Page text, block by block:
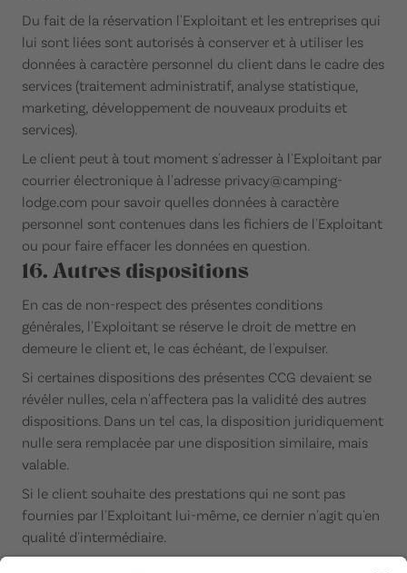
Du fait de la réservation l'Exploitant et les entreprises qui
lui sont liées sont autorisés à conserver et à utiliser les
données à caractère personnel du client dans le cadre des
services (traitement administratif, analyse statistique,
marketing, développement de nouveaux produits et
services).
Le client peut à tout moment s'adresser à l'Exploitant par
courrier électronique à l'adresse privacy@camping-
lodge.com pour savoir quelles données à caractère
personnel sont contenues dans les fichiers de l'Exploitant
ou pour faire effacer les données en question.
16. Autres dispositions
En cas de non-respect des présentes conditions
générales, l'Exploitant se réserve le droit de mettre en
demeure le client et, le cas échéant, de l'expulser.
Si certaines dispositions des présentes CCG devaient se
révéler nulles, cela n'affectera pas la validité des autres
dispositions. Dans un tel cas, la disposition juridiquement
nulle sera remplacée par une disposition similaire, mais
valable.
Si le client souhaite des prestations qui ne sont pas
fournies par l'Exploitant lui-même, ce dernier n'agit qu'en
qualité d'intermédiaire.